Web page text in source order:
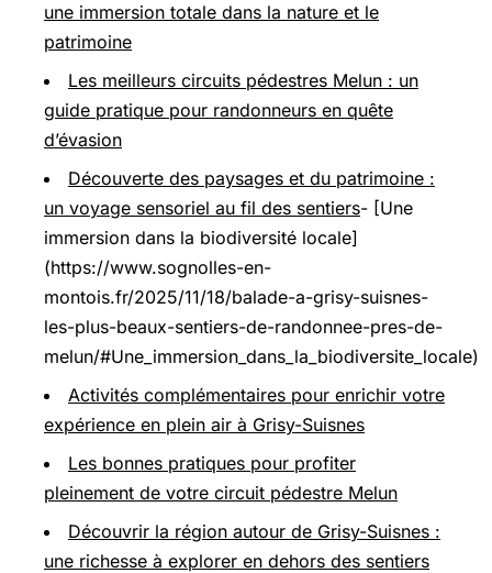
une immersion totale dans la nature et le
patrimoine
Les meilleurs circuits pédestres Melun : un
guide pratique pour randonneurs en quête
d’évasion
Découverte des paysages et du patrimoine :
un voyage sensoriel au fil des sentiers- [Une
immersion dans la biodiversité locale]
(https://www.sognolles-en-
montois.fr/2025/11/18/balade-a-grisy-suisnes-
les-plus-beaux-sentiers-de-randonnee-pres-de-
melun/#Une_immersion_dans_la_biodiversite_locale)
Activités complémentaires pour enrichir votre
expérience en plein air à Grisy-Suisnes
Les bonnes pratiques pour profiter
pleinement de votre circuit pédestre Melun
Découvrir la région autour de Grisy-Suisnes :
une richesse à explorer en dehors des sentiers